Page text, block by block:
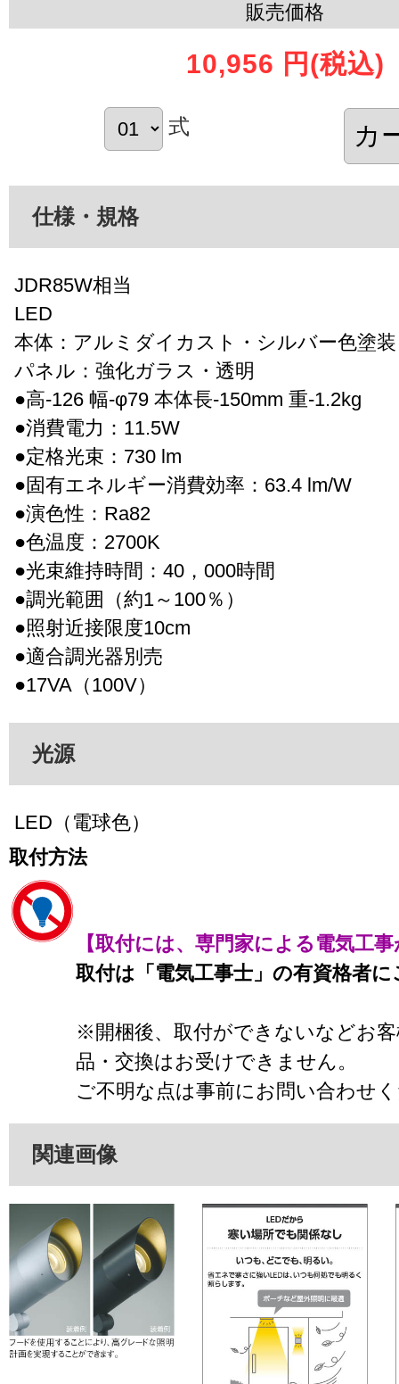
販売価格
10,956 円 (税込)
式
仕様・規格
JDR85W相当
LED
本体：アルミダイカスト・シルバー色塗装
パネル：強化ガラス・透明
●高-126 幅-φ79 本体長-150mm 重-1.2kg
●消費電力：11.5W
●定格光束：730 lm
●固有エネルギー消費効率：63.4 lm/W
●演色性：Ra82
●色温度：2700K
●光束維持時間：40，000時間
●調光範囲（約1～100％）
●照射近接限度10cm
●適合調光器別売
●17VA（100V）
光源
LED（電球色）
取付方法
【取付には、専門家による電気工
取付は「電気工事士」の有資格者
※開梱後、取付ができないなどお
品・交換はお受けできません。
ご不明な点は事前にお問い合わせ
関連画像